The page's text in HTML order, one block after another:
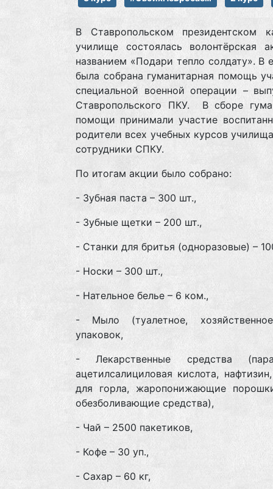
В Ставропольском президентском
училище состоялась волонтёрская
названием «Подари тепло солдату». В
была собрана гуманитарная помощь
специальной военной операции –
Ставропольского ПКУ. В сборе
помощи принимали участие
родители всех учебных курсов
сотрудники СПКУ.
По итогам акции было собрано:
- Зубная паста – 300 шт.,
- Зубные щетки – 200 шт.,
- Станки для бритья (одноразовые) –
- Носки – 300 шт.,
- Нательное белье – 6 ком.,
- Мыло (туалетное,
упаковок,
- Лекарственные средства
ацетилсалициловая кислота,
для горла, жаропонижающие
обезболивающие средства),
- Чай – 2500 пакетиков,
- Кофе – 30 уп.,
- Сахар – 60 кг,